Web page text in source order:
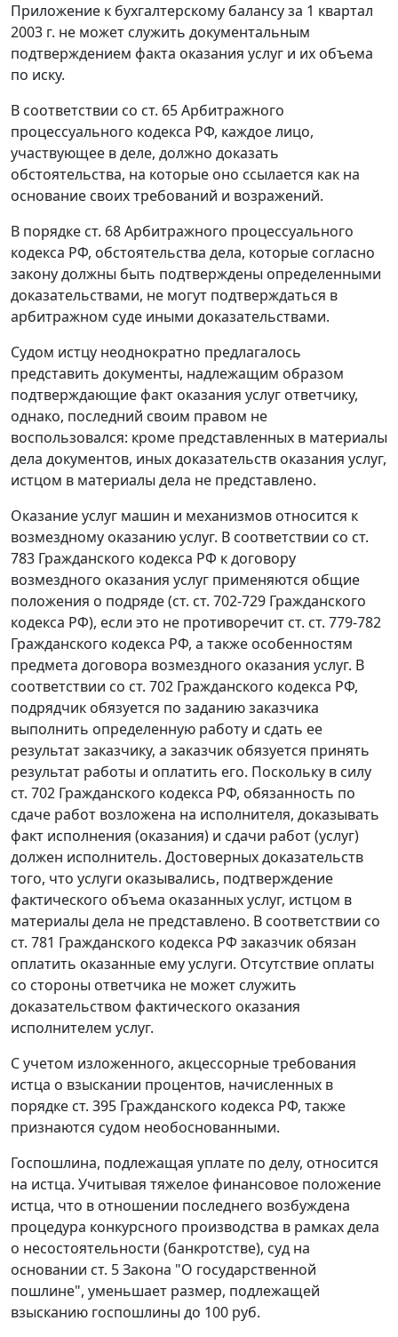
Приложение к бухгалтерскому балансу за 1 квартал
2003 г. не может служить документальным
подтверждением факта оказания услуг и их объема
по иску.
В соответствии со ст. 65Арбитражного
процессуального кодекса РФ, каждое лицо,
участвующее в деле, должно доказать
обстоятельства, на которые оно ссылается как на
основание своих требований и возражений.
В порядке ст. 68Арбитражного процессуального
кодекса РФ, обстоятельства дела, которые согласно
закону должны быть подтверждены определенными
доказательствами, не могут подтверждаться в
арбитражном суде иными доказательствами.
Судом истцу неоднократно предлагалось
представить документы, надлежащим образом
подтверждающие факт оказания услуг ответчику,
однако, последний своим правом не
воспользовался: кроме представленных в материалы
дела документов, иных доказательств оказания услуг,
истцом в материалы дела не представлено.
Оказание услуг машин и механизмов относится к
возмездному оказанию услуг. В соответствии со ст.
783 Гражданского кодекса РФ к договору
возмездного оказания услуг применяются общие
положения о подряде (ст. ст. 702-729 Гражданского
кодекса РФ), если это не противоречит ст. ст. 779-782
Гражданского кодекса РФ, а также особенностям
предмета договора возмездного оказания услуг. В
соответствии со ст. 702 Гражданского кодекса РФ,
подрядчик обязуется по заданию заказчика
выполнить определенную работу и сдать ее
результат заказчику, а заказчик обязуется принять
результат работы и оплатить его. Поскольку в силу
ст. 702 Гражданского кодекса РФ, обязанность по
сдаче работ возложена на исполнителя, доказывать
факт исполнения (оказания) и сдачи работ (услуг)
должен исполнитель. Достоверных доказательств
того, что услуги оказывались, подтверждение
фактического объема оказанных услуг, истцом в
материалы дела не представлено. В соответствии со
ст. 781 Гражданского кодекса РФ заказчик обязан
оплатить оказанные ему услуги. Отсутствие оплаты
со стороны ответчика не может служить
доказательством фактического оказания
исполнителем услуг.
С учетом изложенного, акцессорные требования
истца о взыскании процентов, начисленных в
порядке ст. 395 Гражданского кодекса РФ, также
признаются судом необоснованными.
Госпошлина, подлежащая уплате по делу, относится
на истца. Учитывая тяжелое финансовое положение
истца, что в отношении последнего возбуждена
процедура конкурсного производства в рамках дела
о несостоятельности (банкротстве), суд на
основании ст. 5Закона "О государственной
пошлине", уменьшает размер, подлежащей
взысканию госпошлины до 100 руб.